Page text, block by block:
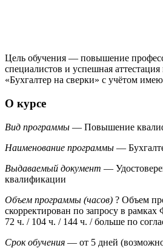
Цель обучения — повышение
специалистов и успешная
«Бухгалтер на сверки» с учётом
О курсе
Вид программы — Повышение
Наименование программы —
Выдаваемый документ —
квалификации
Объем программы (часов) ? Объем
скорректирован по запросу в рамках
72 ч. / 104 ч. / 144 ч. / больше по
Срок обучения — от 5 дней